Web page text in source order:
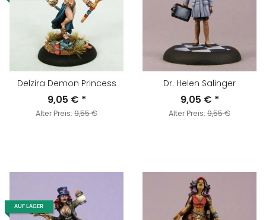
Delzira Demon Princess
9,05 € *
Alter Preis: 9,55 €
Dr. Helen Salinger
9,05 € *
Alter Preis: 9,55 €
AUF LAGER